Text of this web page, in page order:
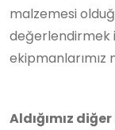
malzemesi
değerlendirmek
ekipmanlarımız
Aldığımız